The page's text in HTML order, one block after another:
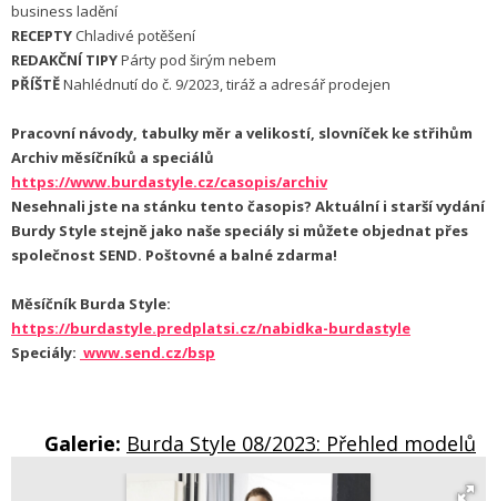
business ladění
RECEPTY Chladivé potěšení
REDAKČNÍ TIPYPárty pod širým nebem
PŘÍŠTĚNahlédnutí do č. 9/2023, tiráž a adresář prodejen
Pracovní návody, tabulky měr a velikostí, slovníček ke střihům
Archiv měsíčníků a speciálů
https://www.burdastyle.cz/casopis/archiv
Nesehnali jste na stánku tento časopis? Aktuální i starší vydání
Burdy Style stejně jako naše speciály si můžete objednat přes
společnost SEND. Poštovné a balné zdarma!
Měsíčník Burda Style:
https://burdastyle.predplatsi.cz/nabidka-burdastyle
Speciály: www.send.cz/bsp
Galerie: Burda Style 08/2023: Přehled modelů